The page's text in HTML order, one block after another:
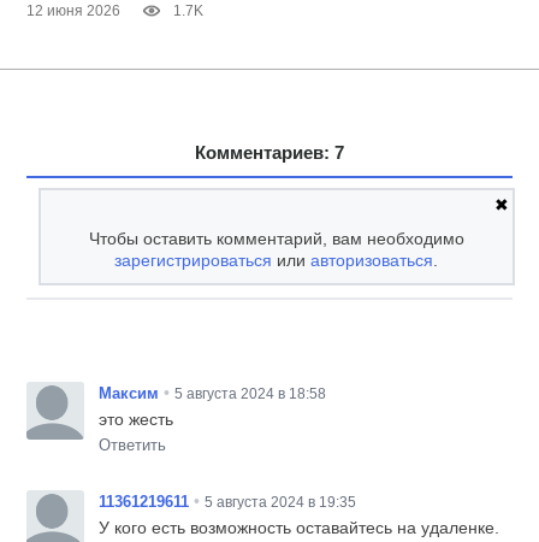
12 июня 2026 1.7K
Комментариев: 7
✖
Чтобы оставить комментарий, вам необходимо
зарегистрироваться илиавторизоваться
Максим • 5 августа 2024 в 18:58
это жесть
Ответить
11361219611 • 5 августа 2024 в 19:35
У кого есть возможность оставайтесь на удаленке.